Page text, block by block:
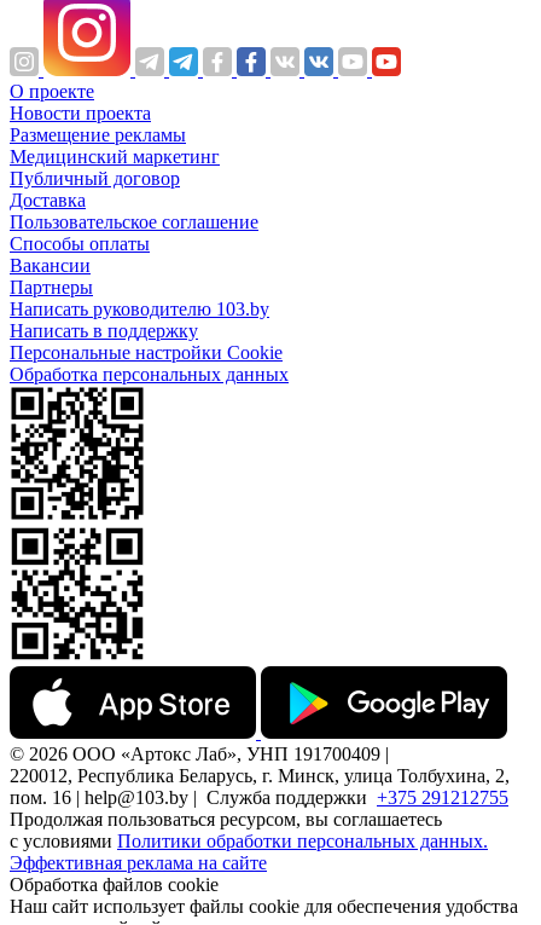
О проекте
Новости проекта
Размещение рекламы
Медицинский маркетинг
Публичный договор
Доставка
Пользовательское соглашение
Способы оплаты
Вакансии
Партнеры
Написать руководителю 103.by
Написать в поддержку
Персональные настройки Cookie
Обработка персональных данных
© 2026 ООО «Артокс Лаб», УНП 191700409 |
220012, Республика Беларусь, г. Минск, улица Толбухина, 2,
пом. 16 | help@103.by | Служба поддержки +375 291212755
Продолжая пользоваться ресурсом, вы соглашаетесь
с условиями Политики обработки персональных данных.
Эффективная реклама на сайте
Обработка файлов cookie
Наш сайт использует файлы cookie для обеспечения удобства